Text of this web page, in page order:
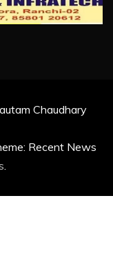
Chaudhary
Recent News
.